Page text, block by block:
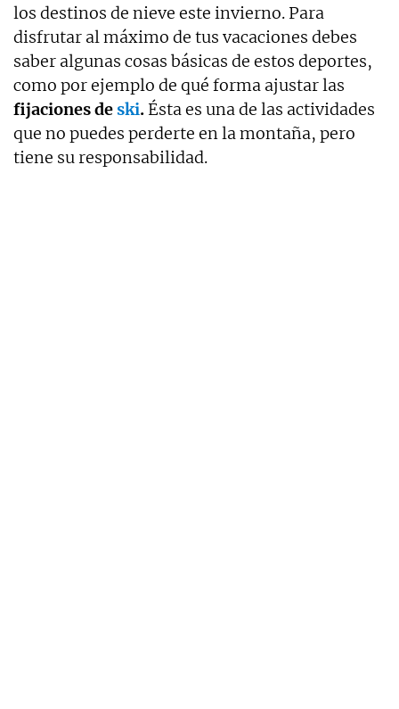
los destinos de nieve este invierno. Para
disfrutar al máximo de tus vacaciones debes
saber algunas cosas básicas de estos deportes,
como por ejemplo de qué forma ajustar las
fijaciones deski. Ésta es una de las actividades
que no puedes perderte en la montaña, pero
tiene su responsabilidad.